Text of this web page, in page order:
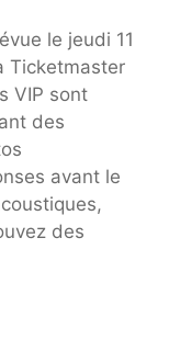
le jeudi 11
Ticketmaster
VIP sont
des
avant le
des